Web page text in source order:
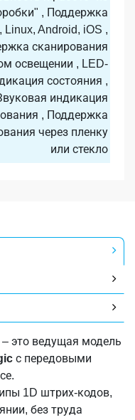
, Поддержка
Linux, Android, iOS ,
сканирования
освещении , LED-
состояния ,
индикация
, Поддержка
через пленку
или стекло
– это ведущая модель
с передовыми
1D штрих-кодов,
без труда